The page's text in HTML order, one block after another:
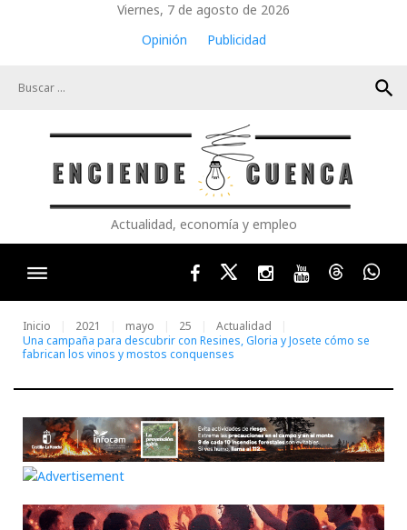
Viernes, 7 de agosto de 2026
Opinión
Publicidad
search
Actualidad, economía y empleo
FacebookTwitterInstagram
YoutubeThreads
Inicio 2021 mayo 25
Actualidad
Una campaña para descubrir con Resines, Gloria y Josete cómo se
fabrican los vinos y mostos conquenses